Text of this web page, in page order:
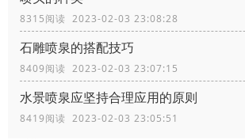
8315阅读 2023-02-03 23:08:28
石雕喷泉的搭配技巧
8409阅读 2023-02-03 23:07:15
水景喷泉应坚持合理应用的原则
8419阅读 2023-02-03 23:05:51